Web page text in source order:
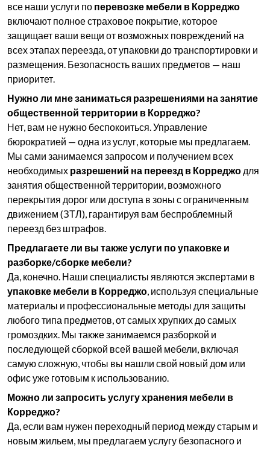
все наши услуги по перевозке мебели в Корреджо
включают полное страховое покрытие, которое
защищает ваши вещи от возможных повреждений на
всех этапах переезда, от упаковки до транспортировки и
размещения. Безопасность ваших предметов — наш
приоритет.
Нужно ли мне заниматься разрешениями на занятие
общественной территории в Корреджо?
Нет, вам не нужно беспокоиться. Управление
бюрократией — одна из услуг, которые мы предлагаем.
Мы сами занимаемся запросом и получением всех
необходимых разрешений на переезд в Корреджо для
занятия общественной территории, возможного
перекрытия дорог или доступа в зоны с ограниченным
движением (ЗТЛ), гарантируя вам беспроблемный
переезд без штрафов.
Предлагаете ли вы также услуги по упаковке и
разборке/сборке мебели?
Да, конечно. Наши специалисты являются экспертами в
упаковке мебели в Корреджо, используя специальные
материалы и профессиональные методы для защиты
любого типа предметов, от самых хрупких до самых
громоздких. Мы также занимаемся разборкой и
последующей сборкой всей вашей мебели, включая
самую сложную, чтобы вы нашли свой новый дом или
офис уже готовым к использованию.
Можно ли запросить услугу хранения мебели в
Корреджо?
Да, если вам нужен переходный период между старым и
новым жильем, мы предлагаем услугу безопасного и